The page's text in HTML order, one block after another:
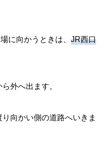
に向かうときは、 JR西口
外へ出ます。
向かい側の道路へいきま